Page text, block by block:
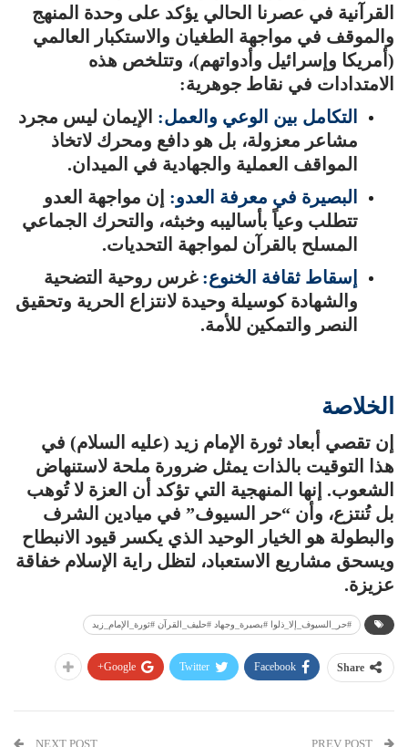
القرآنية في عصرنا الحالي يؤكد على وحدة المنهج
والموقف في مواجهة الطغيان والاستكبار العالمي
(أمريكا وإسرائيل وأدواتهم)، وتتلخص هذه
الامتدادات في نقاط جوهرية:
التكامل بين الوعي والعمل: الإيمان ليس مجرد
مشاعر معزولة، بل هو دافع ومحرك لاتخاذ
المواقف العملية والجهادية في الميدان.
البصيرة في معرفة العدو: إن مواجهة العدو
تتطلب وعياً بأساليبه وخبثه، والتحرك الجماعي
المسلح بالقرآن لمواجهة التحديات.
إسقاط ثقافة الخنوع:غرس روحية التضحية
والشهادة كوسيلة وحيدة لانتزاع الحرية وتحقيق
النصر والتمكين للأمة.
الخلاصة
إن تقصي أبعاد ثورة الإمام زيد (عليه السلام) في
هذا التوقيت بالذات يمثل ضرورة ملحة لاستنهاض
الشعوب. إنها المنهجية التي تؤكد أن العزة لا تُوهب
بل تُنتزع، وأن “حر السيوف” في ميادين الشرف
والبطولة هو الخيار الوحيد الذي يكسر قيود الانبطاح
ويسحق مشاريع الاستعباد، لتظل راية الإسلام خفاقة
عزيزة.
#حر_السيوف_إلا_ذلوا #بصيرة_وجهاد #حليف_القرآن #ثورة_الإمام_زيد
Share
Facebook
Twitter
Google+
NEXT POST